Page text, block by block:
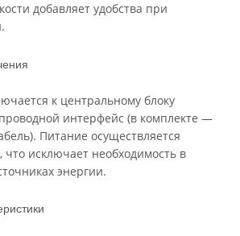
добавляет удобства при
к центральному блоку
интерфейс (в комплекте —
Питание осуществляется
исключает необходимость в
энергии.